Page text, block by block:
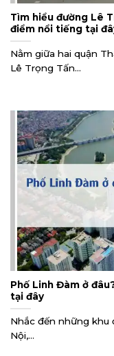
Tìm hiểu đường Lê
điểm nổi tiếng tại
Nằm giữa hai quận
Lê Trọng Tấn...
Phố Linh Đàm ở
tại đây
Nhắc đến những khu
Nội,...